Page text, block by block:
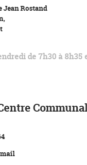
Jean Rostand
de 7h30 à 8h35